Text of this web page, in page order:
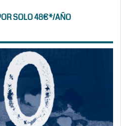
SOLO 48€*/AÑO